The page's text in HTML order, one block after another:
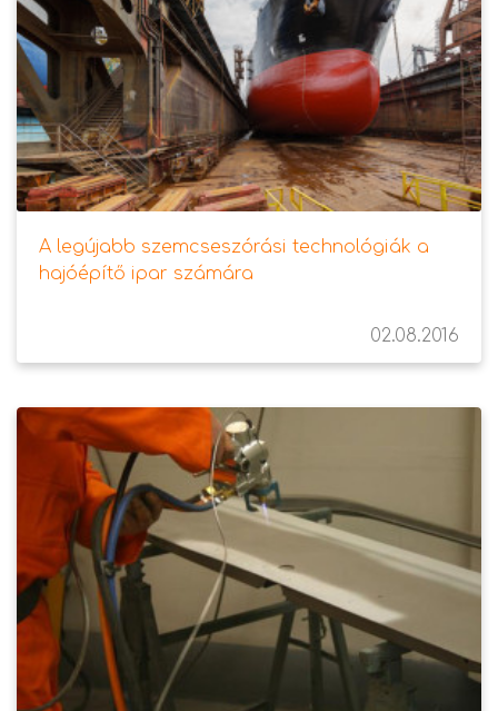
A legújabb szemcseszórási technológiák a
hajóépítő ipar számára
02.08.2016